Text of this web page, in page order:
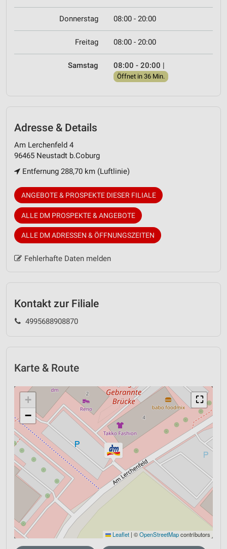
Donnerstag 08:00 - 20:00
Freitag 08:00 - 20:00
Samstag 08:00 - 20:00 |
Öffnet in 36 Min.
Adresse & Details
Am Lerchenfeld 4
96465 Neustadt b.Coburg
Entfernung 288,70 km (Luftlinie)
ANGEBOTE & PROSPEKTE DIESER FILIALE
ALLE DM PROSPEKTE & ANGEBOTE
ALLE DM ADRESSEN & ÖFFNUNGSZEITEN
Fehlerhafte Daten melden
Kontakt zur Filiale
4995688908870
Karte & Route
⛶
+
−
Leaflet | ©OpenStreetMapcontributors